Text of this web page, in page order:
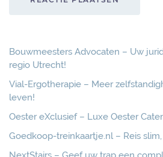
Bouwmeesters Advocaten – Uw
regio Utrecht!
Vial-Ergotherapie – Meer
leven!
Oester eXclusief – Luxe Oester
Goedkoop-treinkaartje.nl – Reis